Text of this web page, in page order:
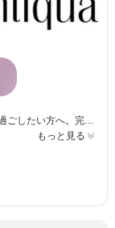
丁寧な施術を。忙しい毎日から少し離れ、ゆっくり過ごしたい方へ。完全個室の空間で、お一人おひとりに合わせた施術をご提供しています。オーガニックカラーとこだわりのケアで、髪と頭皮を整え持ちの良さと美しい質感を大切にしています。
もっと見る